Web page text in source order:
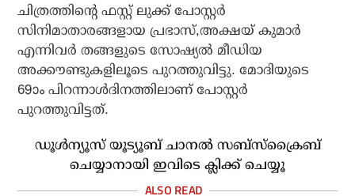
ചിത്രത്തിന്റെ ഫസ്റ്റ് ലുക്ക് പോസ്റ്റര്‍
സിനിമാതാരങ്ങളായ പ്രഭാസ്,അക്ഷയ് കുമാര്‍
എന്നിവര്‍ തങ്ങളുടെ സോഷ്യല്‍ മീഡിയ
അക്കൗണ്ടുകളിലൂടെ പുറത്തുവിട്ടു. മോദിയുടെ
69ാം പിറന്നാള്‍ദിനത്തിലാണ് പോസ്റ്റര്‍
പുറത്തുവിട്ടത്.
ഡൂൾന്യൂസ് യൂട്യൂബ് ചാനൽ സബ്സ്ക്രൈബ്
ചെയ്യാനായി ഇവിടെ ക്ലിക്ക് ചെയ്യൂ